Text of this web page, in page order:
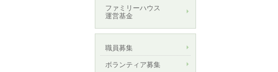
ファミリーハウス
運営基金
職員募集
ボランティア募集